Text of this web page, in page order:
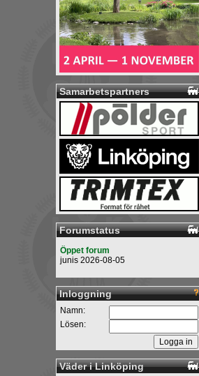
Samarbetspartners
Forumstatus
Öppet forum
junis 2026-08-05
Inloggning
Namn:
Lösen:
Väder i Linköping